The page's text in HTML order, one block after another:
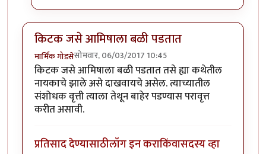
किटक जसे आमिषाला बळी पडतात
मार्मिक गोडसेसोमवार, 06/03/2017 10:45
किटक जसे आमिषाला बळी पडतात तसे ह्या कथेतील
नायकाचे झाले असे दाखवायचे असेल. त्याच्यातील
संशोधक वृत्ती त्याला तेथून बाहेर पडण्यास परावृत्त
करीत असावी.
प्रतिसाद देण्यासाठीलॉग इन कराकिंवासदस्य व्हा